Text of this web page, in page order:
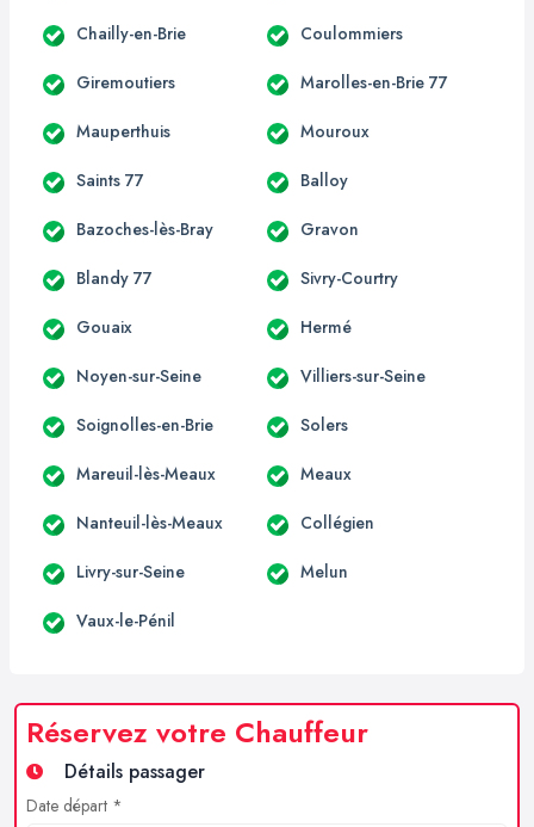
Chailly-en-Brie Coulommiers
Giremoutiers Marolles-en-Brie 77
Mauperthuis Mouroux
Saints 77 Balloy
Bazoches-lès-Bray Gravon
Blandy 77 Sivry-Courtry
Gouaix Hermé
Noyen-sur-Seine Villiers-sur-Seine
Soignolles-en-Brie Solers
Mareuil-lès-Meaux Meaux
Nanteuil-lès-Meaux Collégien
Livry-sur-Seine Melun
Vaux-le-Pénil
Réservez votre Chauffeur
Détails passager
Date départ *